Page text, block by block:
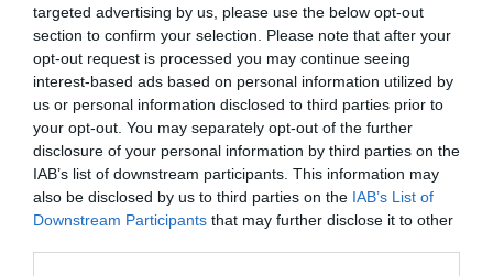
targeted advertising by us, please use the below opt-out
section to confirm your selection. Please note that after your
opt-out request is processed you may continue seeing
interest-based ads based on personal information utilized by
us or personal information disclosed to third parties prior to
your opt-out. You may separately opt-out of the further
disclosure of your personal information by third parties on the
IAB’s list of downstream participants. This information may
also be disclosed by us to third parties on the IAB’s List of
Downstream Participants that may further disclose it to other
Le Conservatoire botanique de Brest est facilement
accessible en bus et offre un accès libre et gratuit au
public toute l’année, avec des horaires variés selon les
saisons. Le site dispose de tables de pique-nique pour
prolonger votre expérience tout en profitant de la
nature environnante. Vous pourrez vous enivrer du
parfum des plantes en contemplant simplement le